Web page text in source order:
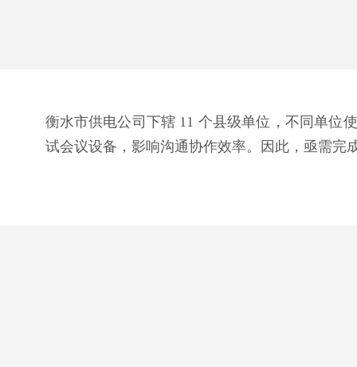
衡水市供电公司下辖 11 个县级单位，不同单位
试会议设备，影响沟通协作效率。因此，亟需完